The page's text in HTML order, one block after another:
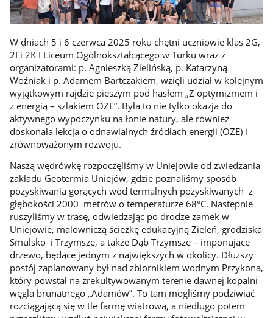
W dniach 5 i 6 czerwca 2025 roku chętni uczniowie klas 2G,
2I i 2K I Liceum Ogólnokształcącego w Turku wraz z
organizatorami: p. Agnieszką Zielińską, p. Katarzyną
Woźniak i p. Adamem Bartczakiem, wzięli udział w kolejnym
wyjątkowym rajdzie pieszym pod hasłem „Z optymizmem i
z energią – szlakiem OZE”. Była to nie tylko okazja do
aktywnego wypoczynku na łonie natury, ale również
doskonała lekcja o odnawialnych źródłach energii (OZE) i
zrównoważonym rozwoju.
Naszą wędrówkę rozpoczęliśmy w Uniejowie od zwiedzania
zakładu Geotermia Uniejów, gdzie poznaliśmy sposób
pozyskiwania gorących wód termalnych pozyskiwanych z
głębokości 2000 metrów o temperaturze 68°C. Następnie
ruszyliśmy w trasę, odwiedzając po drodze zamek w
Uniejowie, malowniczą ścieżkę edukacyjną Zieleń, grodziska
Smulsko i Trzymsze, a także Dąb Trzymsze – imponujące
drzewo, będące jednym z największych w okolicy. Dłuższy
postój zaplanowany był nad zbiornikiem wodnym Przykona,
który powstał na zrekultywowanym terenie dawnej kopalni
węgla brunatnego „Adamów”. To tam mogliśmy podziwiać
rozciągającą się w tle farmę wiatrową, a niedługo potem